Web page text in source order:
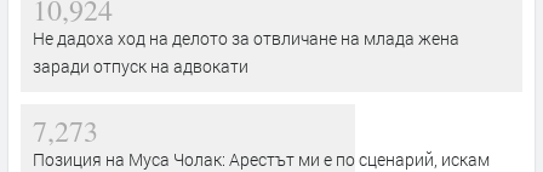
10,924
Не дадоха ход на делото за отвличане на млада жена
заради отпуск на адвокати
7,273
Позиция на Муса Чолак: Арестът ми е по сценарий, искам